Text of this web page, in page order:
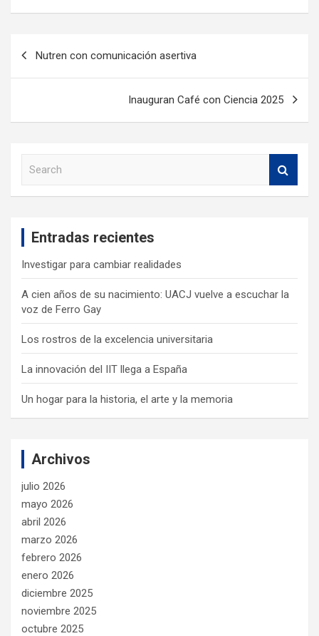
Nutren con comunicación asertiva
Inauguran Café con Ciencia 2025
Entradas recientes
Investigar para cambiar realidades
A cien años de su nacimiento: UACJ vuelve a escuchar la
voz de Ferro Gay
Los rostros de la excelencia universitaria
La innovación del IIT llega a España
Un hogar para la historia, el arte y la memoria
Archivos
julio 2026
mayo 2026
abril 2026
marzo 2026
febrero 2026
enero 2026
diciembre 2025
noviembre 2025
octubre 2025